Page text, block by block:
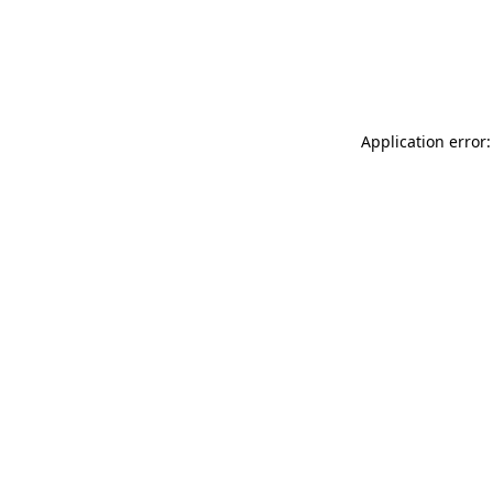
Application